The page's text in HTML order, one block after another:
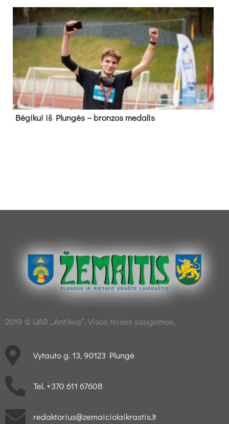
Bė­gi­kui iš Plun­gės – bron­zos me­da­lis
2019 © UAB „Antikva“. Visos teisės saugomos.
Vytauto g. 13, 90123 Plungė
Tel. +370 611 67608
redaktorius@zemaiciolaikrastis.lt